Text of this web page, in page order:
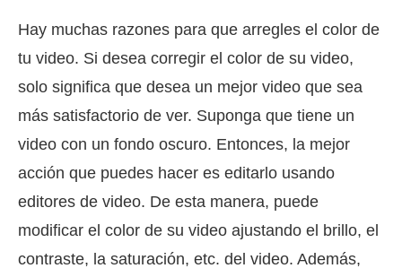
Hay muchas razones para que arregles el color de
tu video. Si desea corregir el color de su video,
solo significa que desea un mejor video que sea
más satisfactorio de ver. Suponga que tiene un
video con un fondo oscuro. Entonces, la mejor
acción que puedes hacer es editarlo usando
editores de video. De esta manera, puede
modificar el color de su video ajustando el brillo, el
contraste, la saturación, etc. del video. Además,